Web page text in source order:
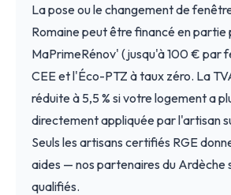
La pose ou le changement de
Romaine peut être financé en partie
MaPrimeRénov' (jusqu'à 100 € par
CEE et l'Éco-PTZ à taux zéro. La
réduite à 5,5 % si votre logement a
directement appliquée par l'artisan
Seuls les artisans certifiés RGE
aides — nos partenaires du Ardèche
qualifiés.